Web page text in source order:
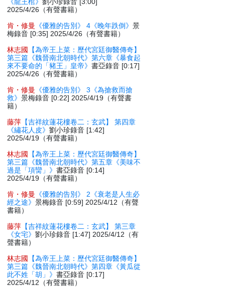
2025/4/26（有聲書籍）
肯・修曼
《優雅的告別》 4《晚年跌倒》景
梅錄音 [0:35] 2025/4/26（有聲書籍）
林志國
【為帝王上菜：歷代宮廷御醫傳奇】
第三篇《魏晉南北朝時代》第六章《暴食起
來不要命的「豬王」皇帝》書亞錄音 [0:17]
2025/4/26（有聲書籍）
肯・修曼
《優雅的告別》 3《為搶救而搶
救》景梅錄音 [0:22] 2025/4/19（有聲書
籍）
藤萍 【吉祥紋蓮花樓卷二：玄武】 第四章
《繡花人皮》劉小珍錄音 [1:42]
2025/4/19（有聲書籍）
林志國
【為帝王上菜：歷代宮廷御醫傳奇】
第三篇《魏晉南北朝時代》第五章《美味不
過是「項臠」》書亞錄音 [0:14]
2025/4/19（有聲書籍）
肯・修曼
《優雅的告別》 2《衰老是人生必
經之途》景梅錄音 [0:59] 2025/4/12（有聲
書籍）
藤萍 【吉祥紋蓮花樓卷二：玄武】 第三章
《女宅》劉小珍錄音 [1:47] 2025/4/12（有
聲書籍）
林志國
【為帝王上菜：歷代宮廷御醫傳奇】
第三篇《魏晉南北朝時代》第四章《黃瓜從
此不姓「胡」》書亞錄音 [0:17]
2025/4/12（有聲書籍）